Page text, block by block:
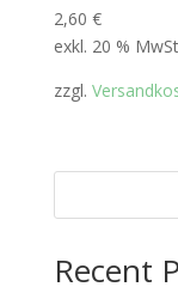
2,60 €
exkl. 20 %
zzgl.
Recent